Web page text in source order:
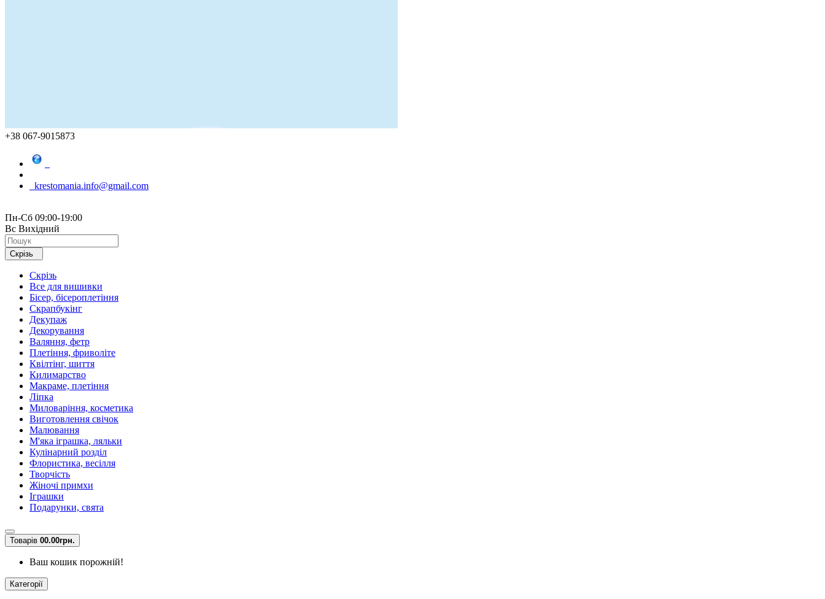
+38 067-9015873
krestomania.info@gmail.com
Пн-Сб 09:00-19:00
Вс Вихідний
Скрізь
Скрізь
Все для вишивки
Бісер, бісероплетіння
Скрапбукінг
Декупаж
Декорування
Валяння, фетр
Плетіння, фриволіте
Квілтінг, шиття
Килимарство
Макраме, плетіння
Ліпка
Миловаріння, косметика
Виготовлення свічок
Малювання
М'яка іграшка, ляльки
Кулінарний розділ
Флористика, весілля
Творчість
Жіночі примхи
Іграшки
Подарунки, свята
Товарів 00.00грн.
Ваш кошик порожній!
Категорії